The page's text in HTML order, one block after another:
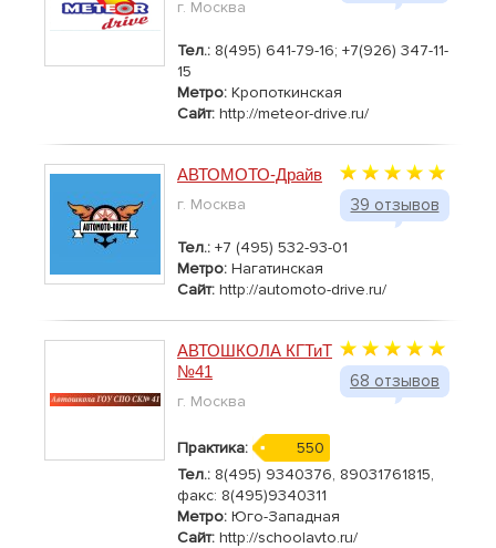
г. Москва
Тел.: 8(495) 641-79-16; +7(926) 347-11-
15
Метро: Кропоткинская
Сайт: http://meteor-drive.ru/
39 отзывов
АВТОМОТО-Драйв
г. Москва
Тел.: +7 (495) 532-93-01
Метро: Нагатинская
Сайт: http://automoto-drive.ru/
68 отзывов
АВТОШКОЛА КГТиТ
№41
г. Москва
Практика:
550
Тел.: 8(495) 9340376, 89031761815,
факс: 8(495)9340311
Метро: Юго-Западная
Сайт: http://schoolavto.ru/